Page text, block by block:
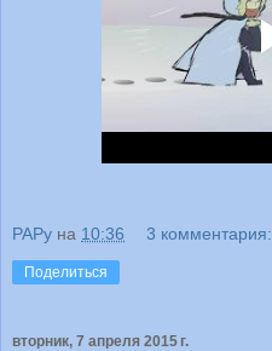
PAPy на 10:36 3 комментария:
Поделиться
вторник, 7 апреля 2015 г.